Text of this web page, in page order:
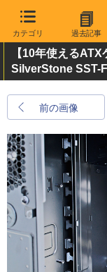
カテゴリ 過去記事
【10年使える
SilverStone SST-
前の画像